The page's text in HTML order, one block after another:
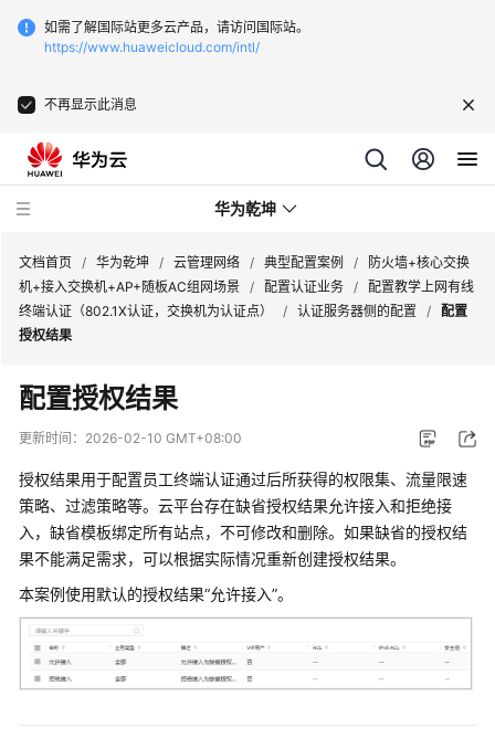
如需了解国际站更多云产品，请访问国际站。
https://www.huaweicloud.com/intl/
不再显示此消息
华为乾坤
安
云
服
务
云
管
理
网
典
型
配
文档首页 / 华为乾坤 / 云管理网络 / 典型配置案例 /
防火墙+核心交换
机+接入交换机+AP+随板AC组网场景 / 配置认证业务 /
配置教学上网有线
终端认证（802.1X认证，交换机为认证点）
/ 认证服务器侧的配置 /
配置
授权结果
配置授权结果
更新时间： 2026-02-10 GMT+08:00
授权结果用于配置员工终端认证通过后所获得的权限集、流量限速
策略、过滤策略等。 云平台存在缺省授权结果允许接入和拒绝接
入，缺省模板绑定所有站点，不可修改和删除。如果缺省的授权结
果不能满足需求，可以根据实际情况重新创建授权结果。
本案例使用默认的授权结果“允许接入”。